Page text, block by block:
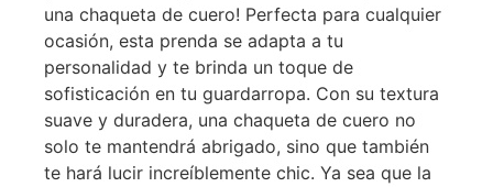
una chaqueta de cuero! Perfecta para cualquier
ocasión, esta prenda se adapta a tu
personalidad y te brinda un toque de
sofisticación en tu guardarropa. Con su textura
suave y duradera, una chaqueta de cuero no
solo te mantendrá abrigado, sino que también
te hará lucir increíblemente chic. Ya sea que la